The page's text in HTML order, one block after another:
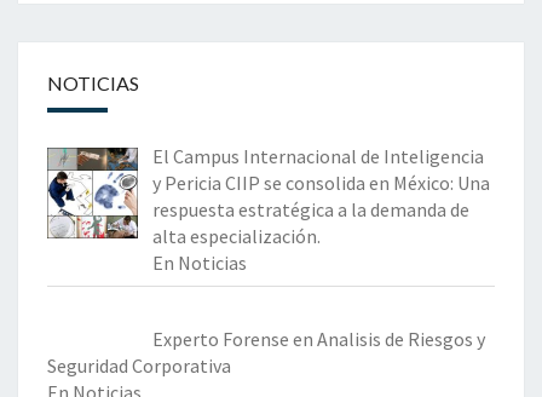
NOTICIAS
El Campus Internacional de Inteligencia
y Pericia CIIP se consolida en México: Una
respuesta estratégica a la demanda de
alta especialización.
En Noticias
Experto Forense en Analisis de Riesgos y
Seguridad Corporativa
En Noticias